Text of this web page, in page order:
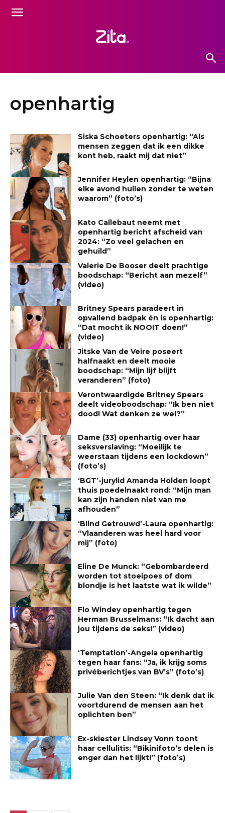
openhartig
Siska Schoeters openhartig: “Als
mensen zeggen dat ik een dikke
kont heb, raakt mij dat niet”
Jennifer Heylen openhartig: “Bijna
elke avond huilen zonder te weten
waarom” (foto’s)
Kato Callebaut neemt met
openhartig bericht afscheid van
2024: “Zo veel gelachen en
gehuild”
Valerie De Booser deelt prachtige
boodschap: “Bericht aan mezelf”
(video)
Britney Spears paradeert in
opvallend badpak én is openhartig:
“Dat mocht ik NOOIT doen!”
(video)
Jitske Van de Veire poseert
halfnaakt en deelt mooie
boodschap: “Mijn lijf blijft
veranderen” (foto)
Verontwaardigde Britney Spears
deelt videoboodschap: “Ik ben niet
dood! Wat denken ze wel?”
Dame (33) openhartig over haar
seksverslaving: “Moeilijk te
weerstaan tijdens een lockdown”
(foto’s)
‘BGT’-jurylid Amanda Holden loopt
thuis poedelnaakt rond: “Mijn man
kan zijn handen niet van me
afhouden”
‘Blind Getrouwd’-Laura openhartig:
“Vlaanderen was heel hard voor
mij” (foto)
Eline De Munck: “Gebombardeerd
worden tot stoeipoes of dom
blondje is het laatste wat ik wilde”
Flo Windey openhartig tegen
Herman Brusselmans: “Ik dacht aan
jou tijdens de seks!” (video)
‘Temptation’-Angela openhartig
tegen haar fans: “Ja, ik krijg soms
privéberichtjes van BV’s” (foto’s)
Julie Van den Steen: “Ik denk dat ik
voortdurend de mensen aan het
oplichten ben”
Ex-skiester Lindsey Vonn toont
haar cellulitis: “Bikinifoto’s delen is
enger dan het lijkt!” (foto’s)